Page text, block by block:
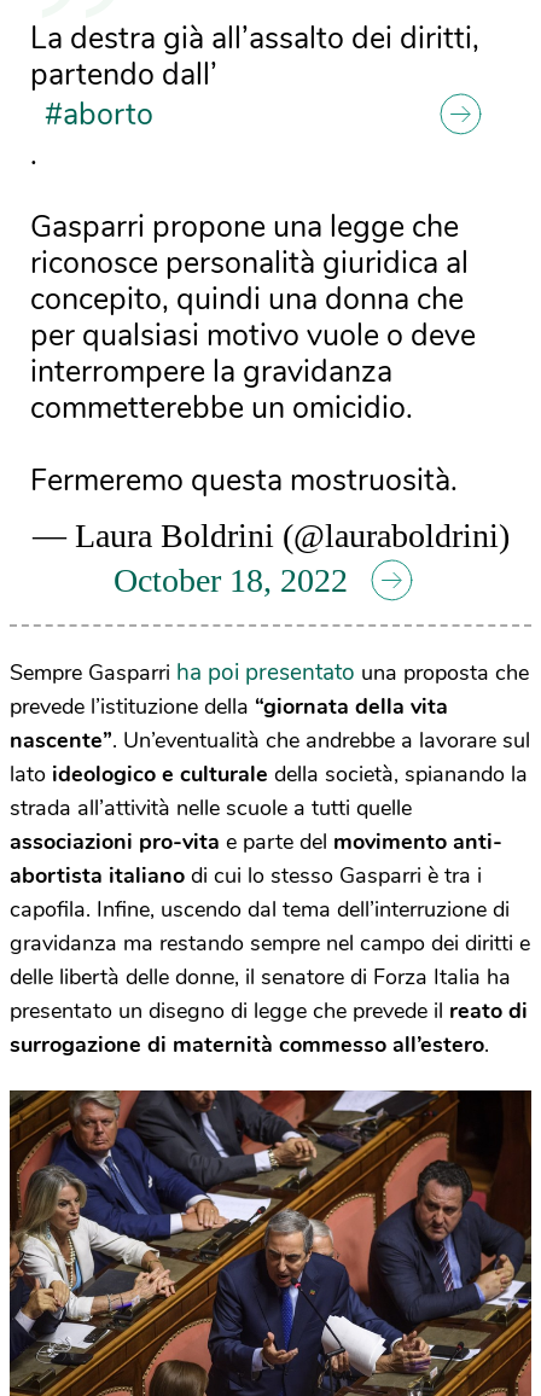
La destra già all’assalto dei diritti,
partendo dall’
#aborto
.
Gasparri propone una legge che
riconosce personalità giuridica al
concepito, quindi una donna che
per qualsiasi motivo vuole o deve
interrompere la gravidanza
commetterebbe un omicidio.
Fermeremo questa mostruosità.
— Laura Boldrini (@lauraboldrini)
October 18, 2022
Sempre Gasparri ha poi presentato una proposta che
prevede l’istituzione della “giornata della vita
nascente”. Un’eventualità che andrebbe a lavorare sul
lato ideologico e culturale della società, spianando la
strada all’attività nelle scuole a tutti quelle
associazioni pro-vita e parte del movimento anti-
abortista italiano di cui lo stesso Gasparri è tra i
capofila. Infine, uscendo dal tema dell’interruzione di
gravidanza ma restando sempre nel campo dei diritti e
delle libertà delle donne, il senatore di Forza Italia ha
presentato un disegno di legge che prevede il reato di
surrogazione di maternità commesso all’estero.